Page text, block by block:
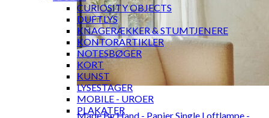
Made By Hand - Papier Single Loftlampe -
CURIOSITY OBJECTS
DUFTLYS
KNAGERÆKKER & STUMTJENERE
KONTORARTIKLER
NOTESBØGER
KORT
KUNST
LYSESTAGER
MOBILE - UROER
PLAKATER